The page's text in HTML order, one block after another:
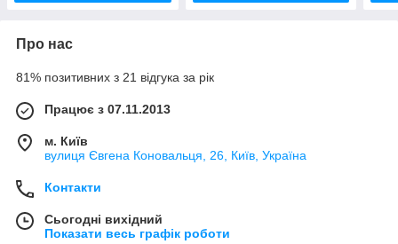
Про нас
81% позитивних з 21 відгука за рік
Працює з 07.11.2013
м. Київ
вулиця Євгена Коновальця, 26, Київ, Україна
Контакти
Сьогодні вихідний
Показати весь графік роботи